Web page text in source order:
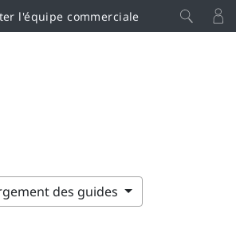
l'équipe commerciale
des guides